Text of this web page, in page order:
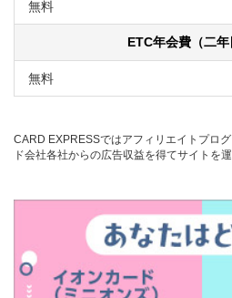
無料
ETC年会費（二年
無料
CARD EXPRESSではアフィリエイトプロ
ド会社各社からの広告収益を得てサイトを運